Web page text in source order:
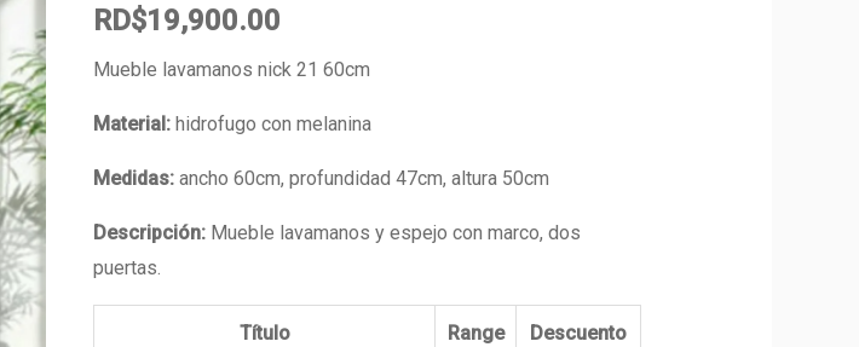
RD$19,900.00
Mueble lavamanos nick 21 60cm
Material: hidrofugo con melanina
Medidas: ancho 60cm, profundidad 47cm, altura 50cm
Descripción: Mueble lavamanos y espejo con marco, dos
puertas.
Título Range Descuento